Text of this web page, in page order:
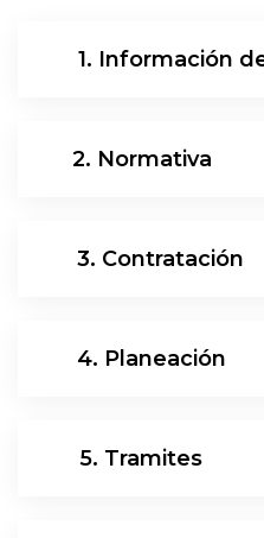
1. Información
2. Normativa
3. Contratación
4. Planeación
5. Tramites